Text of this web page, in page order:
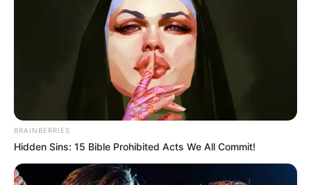
ΤΑΥΤΟΤΗΤΑ ΚΑΙ ΕΠΙΚΟΙΝΩΝΙΑ ΟΡΟΙ ΧΡΗΣΗΣ
BRAINBERRIES
Hidden Sins: 15 Bible Prohibited Acts We All Commit!